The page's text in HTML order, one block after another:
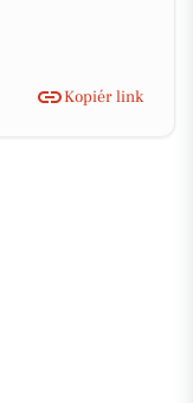
Kopiér link